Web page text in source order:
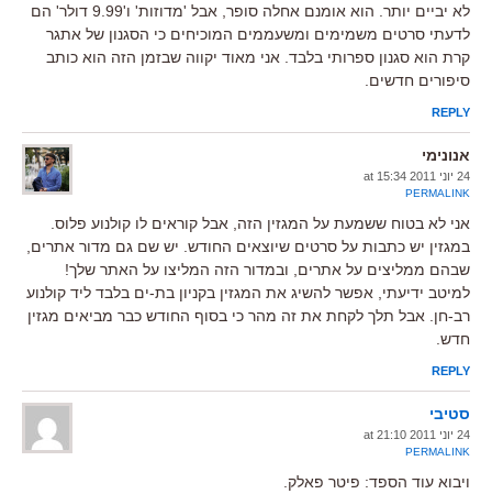
לא יביים יותר. הוא אומנם אחלה סופר, אבל 'מדוזות' ו'9.99 דולר' הם
לדעתי סרטים משמימים ומשעממים המוכיחים כי הסגנון של אתגר
קרת הוא סגנון ספרותי בלבד. אני מאוד יקווה שבזמן הזה הוא כותב
סיפורים חדשים.
REPLY
אנונימי
24 יוני 2011 at 15:34
PERMALINK
אני לא בטוח ששמעת על המגזין הזה, אבל קוראים לו קולנוע פלוס.
במגזין יש כתבות על סרטים שיוצאים החודש. יש שם גם מדור אתרים,
שבהם ממליצים על אתרים, ובמדור הזה המליצו על האתר שלך!
למיטב ידיעתי, אפשר להשיג את המגזין בקניון בת-ים בלבד ליד קולנוע
רב-חן. אבל תלך לקחת את זה מהר כי בסוף החודש כבר מביאים מגזין
חדש.
REPLY
סטיבי
24 יוני 2011 at 21:10
PERMALINK
ויבוא עוד הספד: פיטר פאלק.